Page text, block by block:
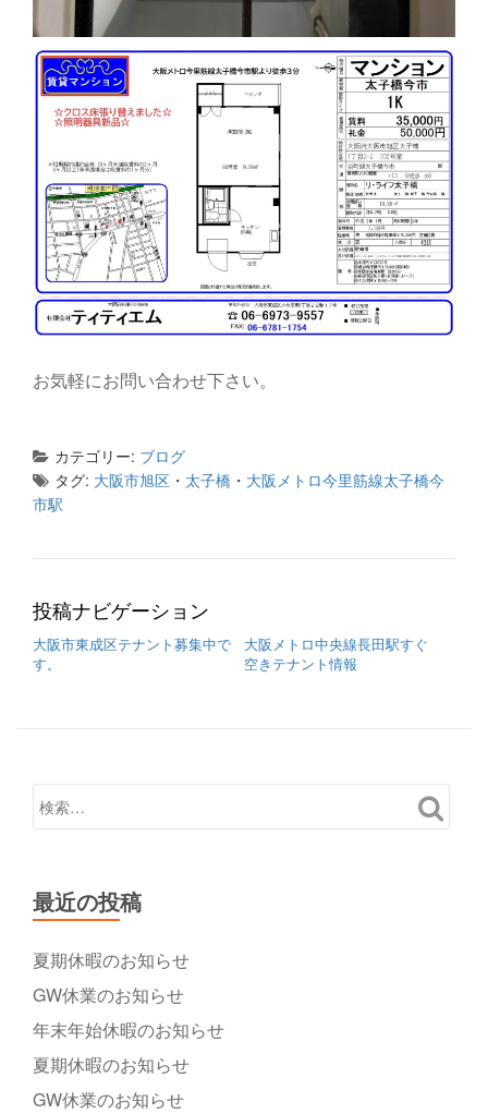
お気軽にお問い合わせ下さい。
カテゴリー: ブログ
タグ: 大阪市旭区 ・ 太子橋 ・ 大阪メトロ今里筋線太子橋今
市駅
投稿ナビゲーション
大阪市東成区テナント募集中で
す。
大阪メトロ中央線長田駅すぐ
空きテナント情報
最近の投稿
夏期休暇のお知らせ
GW休業のお知らせ
年末年始休暇のお知らせ
夏期休暇のお知らせ
GW休業のお知らせ